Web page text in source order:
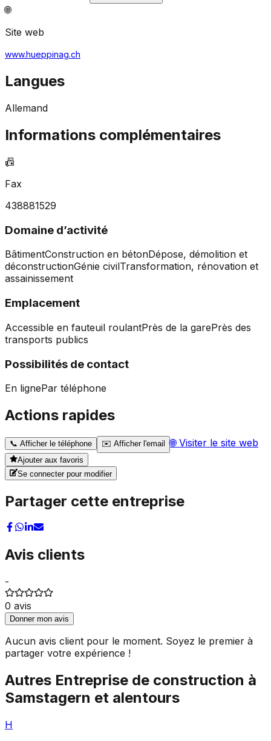
🌐
Site web
www.hueppinag.ch
Langues
Allemand
Informations complémentaires
📠
Fax
438881529
Domaine d’activité
BâtimentConstruction en bétonDépose, démolition et
déconstructionGénie civilTransformation, rénovation et
assainissement
Emplacement
Accessible en fauteuil roulantPrès de la garePrès des
transports publics
Possibilités de contact
En lignePar téléphone
Actions rapides
📞 Afficher le téléphone ✉️ Afficher l'email 🌐Visiter le site web
Ajouter aux favoris
Se connecter pour modifier
Partager cette entreprise
Avis clients
-
0 avis
Donner mon avis
Aucun avis client pour le moment. Soyez le premier à
partager votre expérience !
Autres Entreprise de construction à
Samstagern et alentours
H